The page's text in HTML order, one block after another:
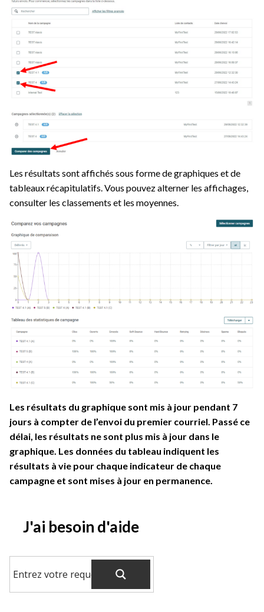
Les résultats sont affichés sous forme de graphiques et de
tableaux récapitulatifs. Vous pouvez alterner les affichages,
consulter les classements et les moyennes.
Les résultats du graphique sont mis à jour pendant 7
jours à compter de l’envoi du premier courriel. Passé ce
délai, les résultats ne sont plus mis à jour dans le
graphique. Les données du tableau indiquent les
résultats à vie pour chaque indicateur de chaque
campagne et sont mises à jour en permanence.
J'ai besoin d'aide